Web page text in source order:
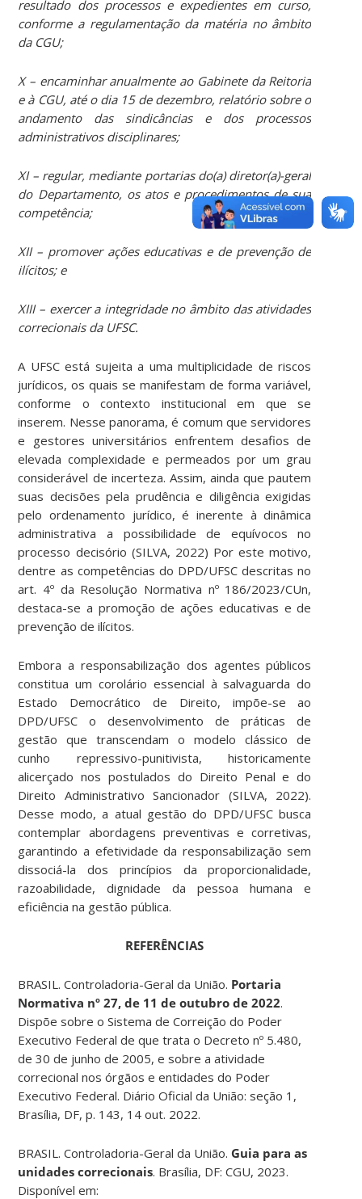
resultado dos processos e expedientes em curso,
conforme a regulamentação da matéria no âmbito
da CGU;
X – encaminhar anualmente ao Gabinete da Reitoria
e à CGU, até o dia 15 de dezembro, relatório sobre o
andamento das sindicâncias e dos processos
administrativos disciplinares;
XI – regular, mediante portarias do(a) diretor(a)-geral
do Departamento, os atos e procedimentos de sua
competência;
XII – promover ações educativas e de prevenção de
ilícitos; e
XIII – exercer a integridade no âmbito das atividades
correcionais da UFSC.
A UFSC está sujeita a uma multiplicidade de riscos
jurídicos, os quais se manifestam de forma variável,
conforme o contexto institucional em que se
inserem. Nesse panorama, é comum que servidores
e gestores universitários enfrentem desafios de
elevada complexidade e permeados por um grau
considerável de incerteza. Assim, ainda que pautem
suas decisões pela prudência e diligência exigidas
pelo ordenamento jurídico, é inerente à dinâmica
administrativa a possibilidade de equívocos no
processo decisório (SILVA, 2022) Por este motivo,
dentre as competências do DPD/UFSC descritas no
art. 4º da Resolução Normativa nº 186/2023/CUn,
destaca-se a promoção de ações educativas e de
prevenção de ilícitos.
Embora a responsabilização dos agentes públicos
constitua um corolário essencial à salvaguarda do
Estado Democrático de Direito, impõe-se ao
DPD/UFSC o desenvolvimento de práticas de
gestão que transcendam o modelo clássico de
cunho repressivo-punitivista, historicamente
alicerçado nos postulados do Direito Penal e do
Direito Administrativo Sancionador (SILVA, 2022).
Desse modo, a atual gestão do DPD/UFSC busca
contemplar abordagens preventivas e corretivas,
garantindo a efetividade da responsabilização sem
dissociá-la dos princípios da proporcionalidade,
razoabilidade, dignidade da pessoa humana e
eficiência na gestão pública.
REFERÊNCIAS
BRASIL. Controladoria-Geral da União. Portaria
Normativa nº 27, de 11 de outubro de 2022.
Dispõe sobre o Sistema de Correição do Poder
Executivo Federal de que trata o Decreto nº 5.480,
de 30 de junho de 2005, e sobre a atividade
correcional nos órgãos e entidades do Poder
Executivo Federal. Diário Oficial da União: seção 1,
Brasília, DF, p. 143, 14 out. 2022.
BRASIL. Controladoria-Geral da União. Guia para as
unidades correcionais. Brasília, DF: CGU, 2023.
Disponível em: